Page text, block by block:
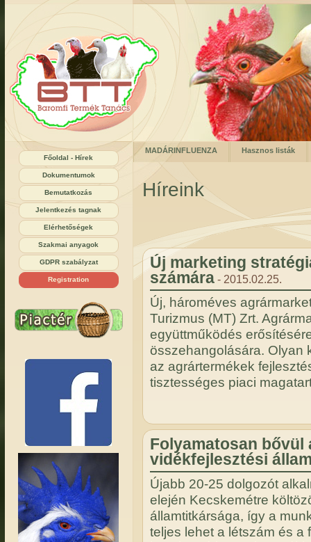
Főoldal - Hírek
Dokumentumok
Bemutatkozás
Jelentkezés tagnak
Elérhetőségek
Szakmai anyagok
GDPR szabályzat
Registration
MADÁRINFLUENZA Hasznos listák
Híreink
Új marketing
számára- 2015.02.25.
Új, hároméves
Turizmus (MT) Zrt.
együttműködés
összehangolására. Olyan
az agrártermékek
tisztességes piaci
Folyamatosan
vidékfejlesztési
Újabb 20-25 dolgozót
elején Kecskemétre
államtitkársága, így a
teljes lehet a létszám és a